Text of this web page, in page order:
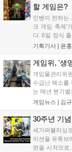
리'도 스팀에
할 게임은?
인벤이 전하는
크 게임 축제'
다. 6일 정식
세어 코브'가
다. 유비소프
데이트 '라스
기획기사 | 윤
게임위, '생
게임물관리위
수급난 해소를
는 매년 분기
고 있으며, 이
따뜻한 실천에
확산에 앞장섰
게임뉴스 | 김
30주년 기
세가퍼블리싱
이션을 유튜브
편을 시작으로